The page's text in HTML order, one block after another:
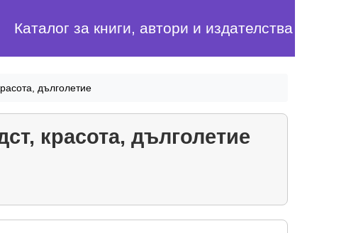
Каталог за книги, автори и издателства
дълголетие
красота, дълголетие